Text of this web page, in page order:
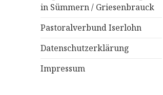
in Sümmern / Griesenbrauck
Pastoralverbund Iserlohn
Datenschutzerklärung
Impressum